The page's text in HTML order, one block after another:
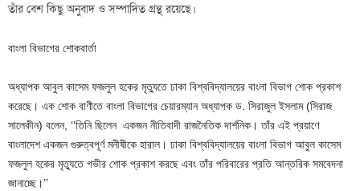
তাঁর বেশ কিছু অনুবাদ ও সম্পাদিত গ্রন্থ রয়েছে।
বাংলা বিভাগের শোকবার্তা
অধ্যাপক আবুল কাসেম ফজলুল হকের মৃত্যুতে ঢাকা বিশ্ববিদ্যালয়ের বাংলা বিভাগ শোক প্রকাশ
করেছে। এক শোক বাণীতে বাংলা বিভাগের চেয়ারম্যান অধ্যাপক ড. সিরাজুল ইসলাম (সিরাজ
সালেকীন) বলেন, ‘‘তিনি ছিলেন একজন নীতিবাদী রাজনৈতিক দার্শনিক। তাঁর এই প্রয়াণে
বাংলাদেশ একজন গুরুত্বপূর্ণ মনীষীকে হারাল। ঢাকা বিশ্ববিদ্যালয়ের বাংলা বিভাগ আবুল কাসেম
ফজলুল হকের মৃত্যুতে গভীর শোক প্রকাশ করছে এবং তাঁর পরিবারের প্রতি আন্তরিক সমবেদনা
জানাচ্ছে।’’